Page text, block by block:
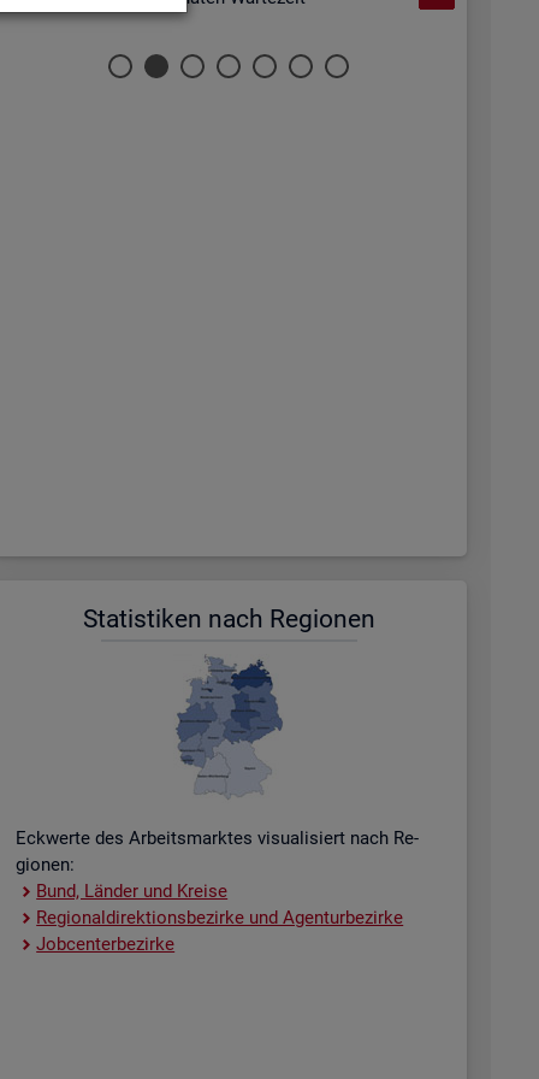
Sta­tis­ti­ken nach Re­gio­nen
Eck­wer­te des Ar­beits­mark­tes vi­sua­li­siert nach Re­
gio­nen:
Bund, Län­der und Krei­se
Re­gio­nal­di­rek­ti­ons­be­zir­ke und Agen­tur­be­zir­ke
Job­cent­er­be­zir­ke